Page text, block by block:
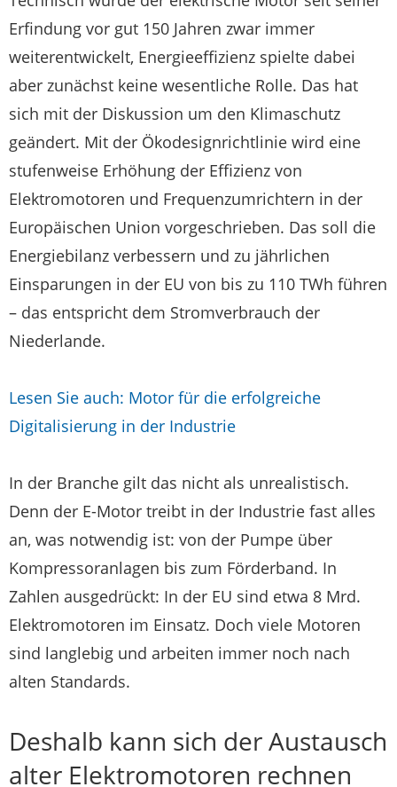
Erfindung vor gut 150 Jahren zwar immer
weiterentwickelt, Energieeffizienz spielte dabei
aber zunächst keine wesentliche Rolle. Das hat
sich mit der Diskussion um den Klimaschutz
geändert. Mit der Ökodesignrichtlinie wird eine
stufenweise Erhöhung der Effizienz von
Elektromotoren und Frequenzumrichtern in der
Europäischen Union vorgeschrieben. Das soll die
Energiebilanz verbessern und zu jährlichen
Einsparungen in der EU von bis zu 110 TWh führen
– das entspricht dem Stromverbrauch der
Niederlande.
Lesen Sie auch: Motor für die erfolgreiche
Digitalisierung in der Industrie
In der Branche gilt das nicht als unrealistisch.
Denn der E-Motor treibt in der Industrie fast alles
an, was notwendig ist: von der Pumpe über
Kompressoranlagen bis zum Förderband. In
Zahlen ausgedrückt: In der EU sind etwa 8 Mrd.
Elektromotoren im Einsatz. Doch viele Motoren
sind langlebig und arbeiten immer noch nach
alten Standards.
Deshalb kann sich der Austausch
alter Elektromotoren rechnen